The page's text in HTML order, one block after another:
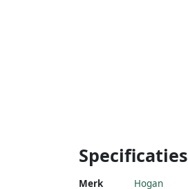
Specificaties
Merk Hogan